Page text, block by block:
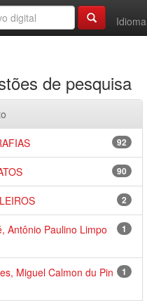
Idioma
de pesquisa
92
90
2
1
Antônio Paulino Limpo
1
Miguel Calmon du Pin